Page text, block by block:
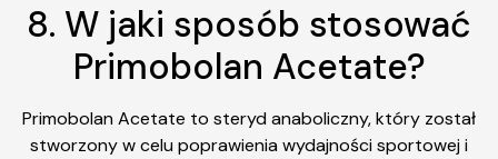
8. W jaki sposób stosować
Primobolan Acetate?
Primobolan Acetate to steryd anaboliczny, który został
stworzony w celu poprawienia wydajności sportowej i